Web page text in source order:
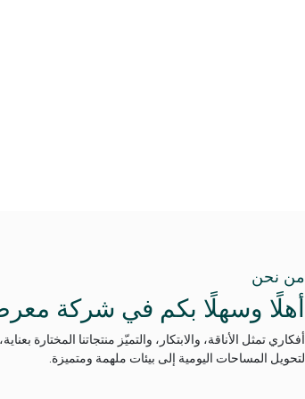
من نحن
أهلًا وسهلًا بكم في شركة
أفكاري تمثل الأناقة، والابتكار، والتميّز منتجاتنا المختارة
لتحويل المساحات اليومية إلى بيئات ملهمة ومتميزة.